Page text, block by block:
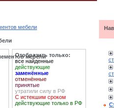
мебели
мебели
Отобразить только:
все найденные
действующие
заменённые
отменённые
принятые
утратили силу в РФ
С истекшим сроком
действующие только в РФ